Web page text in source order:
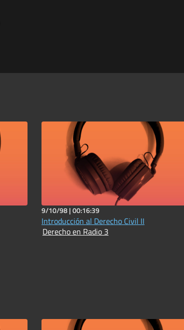
9/10/98 |00:16:39
Introducción al Derecho Civil II
Derecho en Radio 3